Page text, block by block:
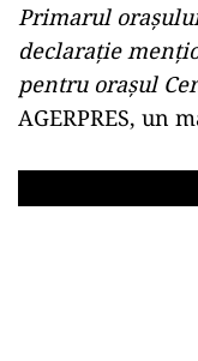
Primarul
declarație
pentru orașul
AGERPRES, un